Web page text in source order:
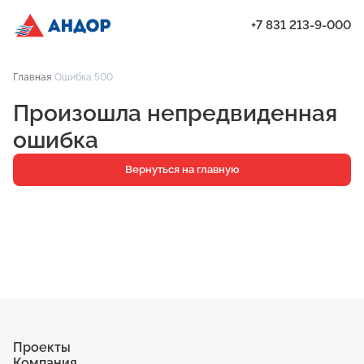
Проекты
Квартиры
Паркинг
Кладовые
+7 831 213-9-000
Главная Ошибка 500
Произошла непредвиденная
ошибка
Вернуться на главную
Проекты